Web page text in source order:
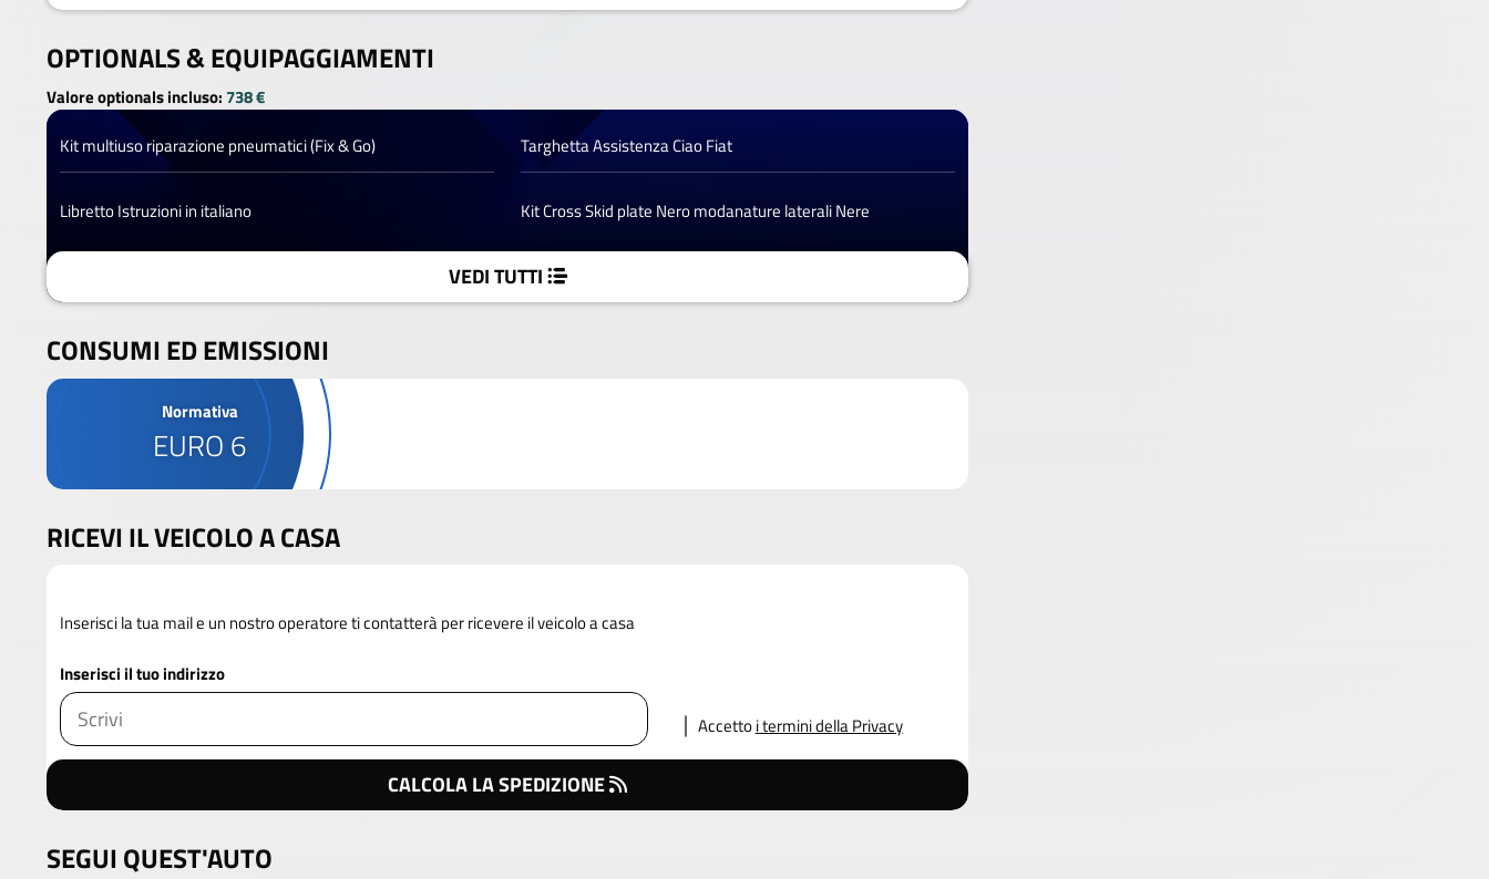
OPTIONALS &EQUIPAGGIAMENTI
Valore optionals incluso: 738 €
Kit multiuso riparazione pneumatici (Fix & Go)
Targhetta Assistenza Ciao Fiat
Libretto Istruzioni in italiano Kit Cross Skid plate Nero modanature laterali Nere
VEDI TUTTI
CONSUMI ED EMISSIONI
Normativa
EURO 6
RICEVI IL VEICOLO A CASA
Inserisci la tua mail e un nostro operatore ti contatterà per ricevere il veicolo a casa
Inserisci il tuo indirizzo
Accettoi termini della Privacy
CALCOLA LA SPEDIZIONE
SEGUI QUEST'AUTO